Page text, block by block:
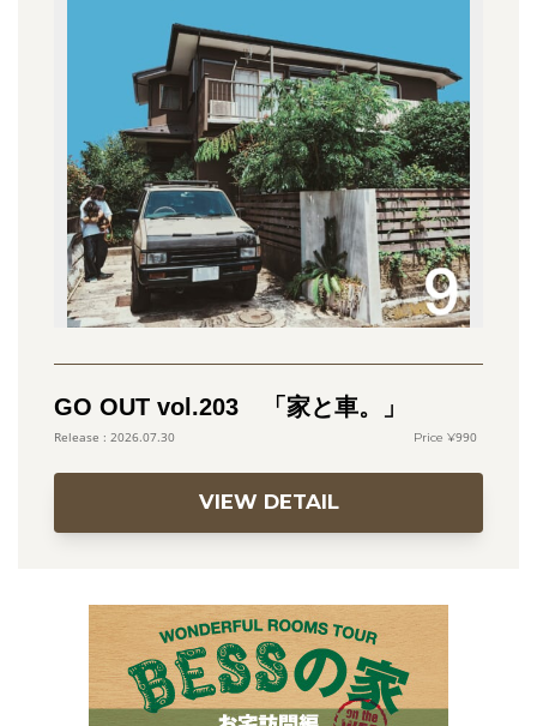
GO OUT vol.203 「家と車。」
2026.07.30 990
VIEW DETAIL